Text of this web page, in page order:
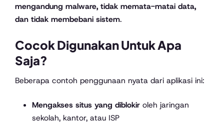
mengandung malware, tidak memata-matai data,
dan tidak membebani sistem.
Cocok Digunakan Untuk Apa
Saja?
Beberapa contoh penggunaan nyata dari aplikasi ini:
Mengakses situs yang diblokiroleh jaringan
sekolah, kantor, atau ISP